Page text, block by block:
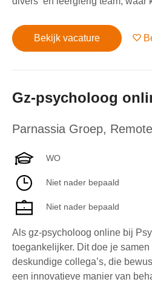
Bekijk vacature
Gz-psycholoog
Parnassia Groep, Remote
WO
Niet nader bepaald
Niet nader bepaald
Als gz-psycholoog online bij
toegankelijker. Dit doe je
deskundige collega’s, die
een innovatieve manier van